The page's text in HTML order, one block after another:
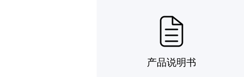
产品说明书